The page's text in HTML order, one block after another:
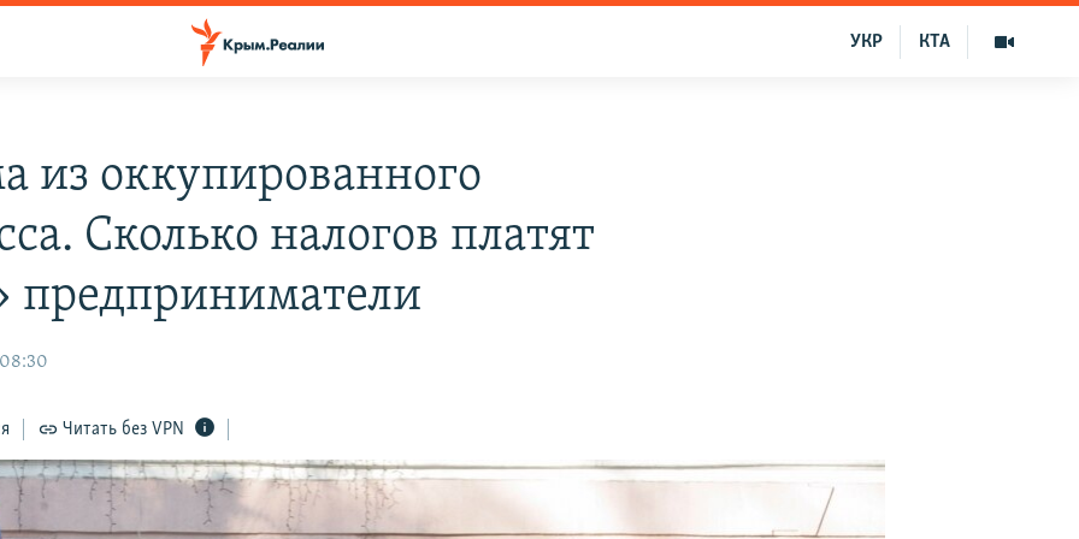
КТА
УКР
из оккупированного
Сколько налогов платят
предприниматели
Читать без VPN